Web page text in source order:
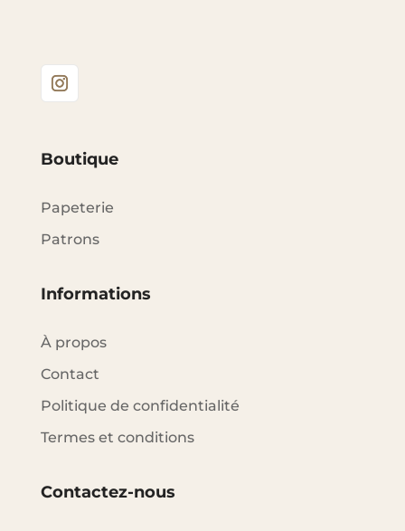
Boutique
Papeterie
Patrons
Informations
À propos
Contact
Politique de confidentialité
Termes et conditions
Contactez-nous